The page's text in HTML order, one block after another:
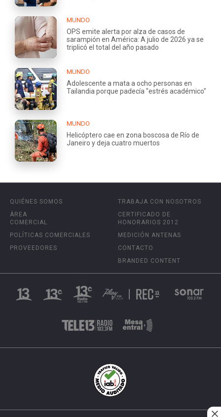
MUNDO
OPS emite alerta por alza de casos de
sarampión en América: A julio de 2026 ya se
triplicó el total del año pasado
MUNDO
Adolescente a mata a ocho personas en
Tailandia porque padecía "estrés académico"
MUNDO
Helicóptero cae en zona boscosa de Río de
Janeiro y deja cuatro muertos
QUIÉNES SOMOS
ÁREA
COMERCIAL
POLÍTICAS COMERCIALES
PROVEEDORES
TRABAJA CON NOSOTROS
CERTIFICADO DE
HONORARIOS 2012
MEDICIÓN ANTENAS
CONTACTO
BRANDED CONTENT